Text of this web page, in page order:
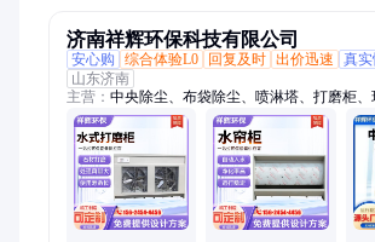
济南祥辉环保科技有限公司
安心购
综合体验L0 回复及时 出价迅速
真
山东济南
主营： 中央除尘、布袋除尘、喷淋塔、打磨柜、